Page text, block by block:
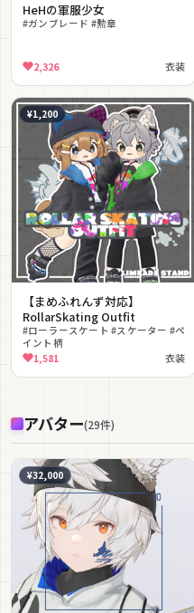
HeHの軍服少女
#ガンブレード #勲章
2,326 衣装
¥1,200
【まめふれんず対応】
RollarSkating Outfit
#ローラースケート #スケーター #ペ
イント柄
1,581 衣装
アバター(29件)
¥32,000